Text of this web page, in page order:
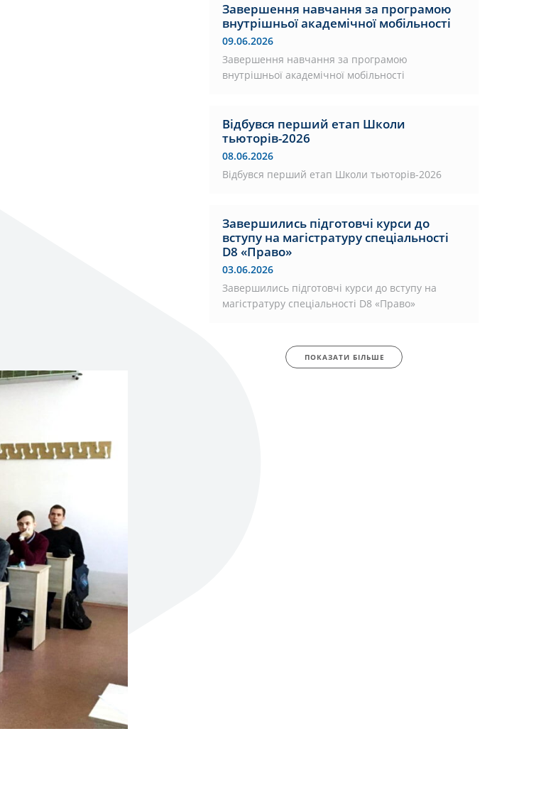
Завершення навчання за програмою
внутрішньої академічної мобільності
09.06.2026
Завершення навчання за програмою
внутрішньої академічної мобільності
Відбувся перший етап Школи
тьюторів-2026
08.06.2026
Відбувся перший етап Школи тьюторів-2026
Завершились підготовчі курси до
вступу на магістратуру спеціальності
D8 «Право»
03.06.2026
Завершились підготовчі курси до вступу на
магістратуру спеціальності D8 «Право»
ПОКАЗАТИ БІЛЬШЕ